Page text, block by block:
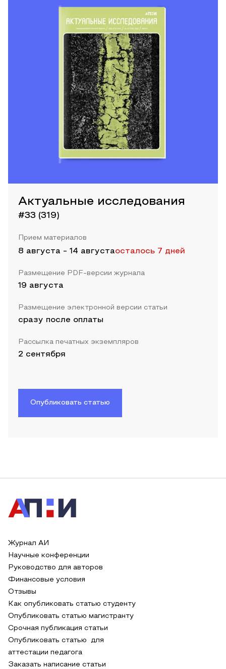
Актуальные исследования
#33 (319)
Прием материалов
8 августа - 14 августаосталось 7 дней
Размещение PDF-версии журнала
19 августа
Размещение электронной версии статьи
сразу после оплаты
Рассылка печатных экземпляров
2 сентября
Опубликовать статью
Журнал АИ
Научные конференции
Руководство для авторов
Финансовые условия
Отзывы
Как опубликовать статью студенту
Опубликовать статью магистранту
Срочная публикация статьи
Опубликовать статью для
аттестации педагога
Заказать написание статьи